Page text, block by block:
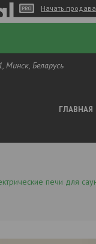
Начать
Минск, Беларусь
ГЛАВНАЯ
печи для